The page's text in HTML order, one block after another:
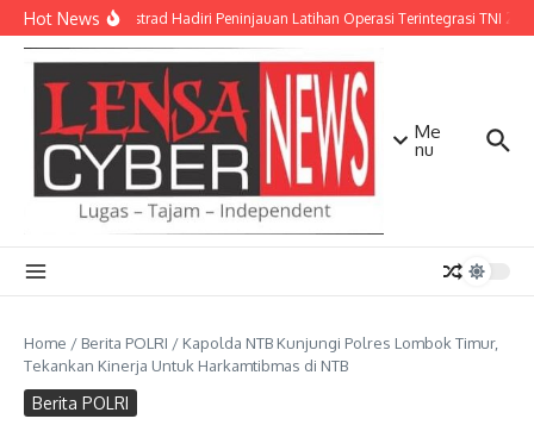
Lewati ke konten
Hot NewsPangkostrad Hadiri Peninjauan Latihan Operasi Terintegrasi TNI
Me
nu
Home / Berita POLRI / Kapolda NTB Kunjungi Polres Lombok Timur,
Tekankan Kinerja Untuk Harkamtibmas di NTB
Berita POLRI